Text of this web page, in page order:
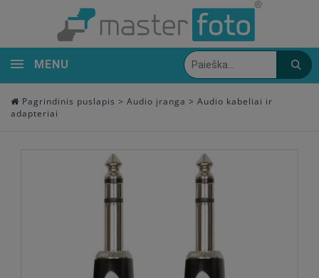
MENU
Pagrindinis puslapis > Audio įranga > Audio kabeliai ir
adapteriai